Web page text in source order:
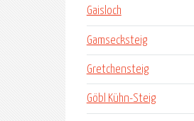
Gaisloch
Gamsecksteig
Gretchensteig
Göbl Kühn-Steig